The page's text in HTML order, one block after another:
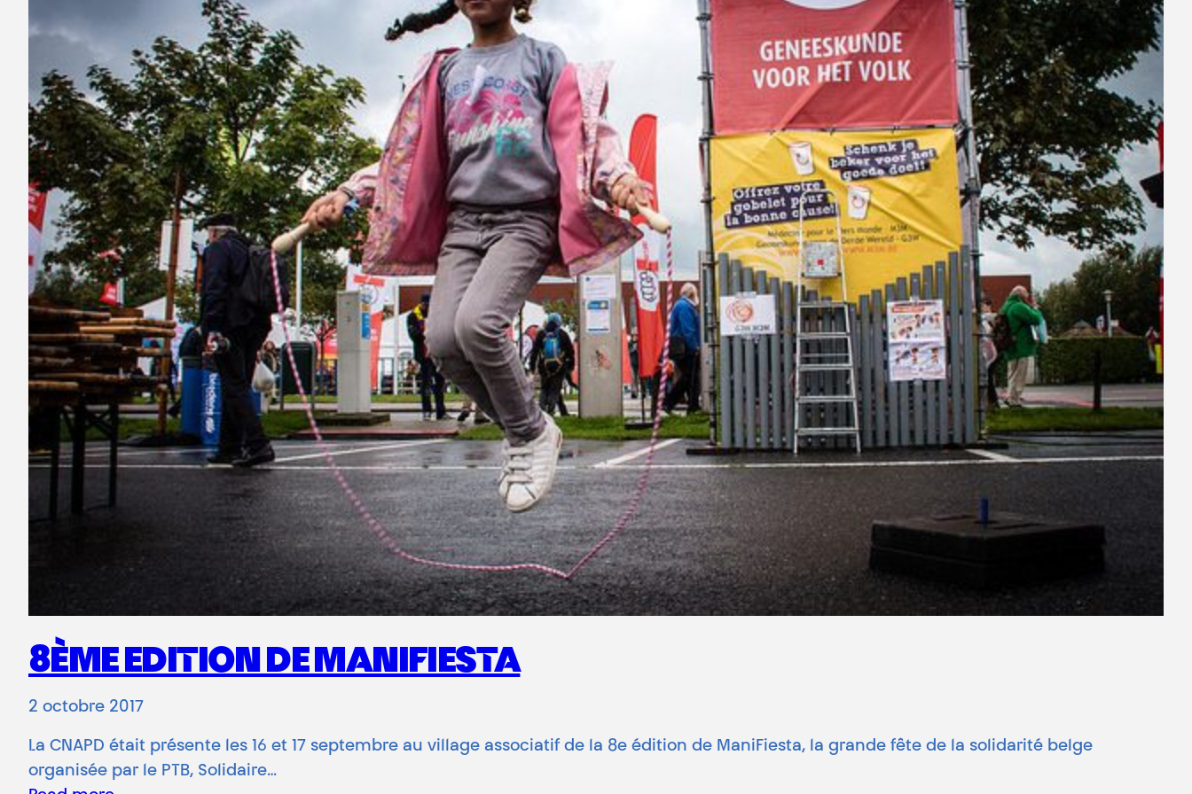
8ÈME EDITION DE MANIFIESTA
2 octobre 2017
La CNAPD était présente les 16 et 17 septembre au village associatif de la 8e édition de ManiFiesta, la grande fête de la solidarité belge
organisée par le PTB, Solidaire…